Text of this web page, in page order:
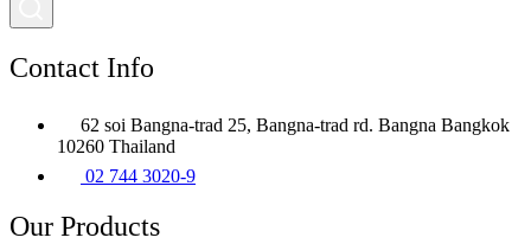
Contact Info
62 soi Bangna-trad 25, Bangna-trad rd. Bangna Bangkok
10260 Thailand
02 744 3020-9
Our Products